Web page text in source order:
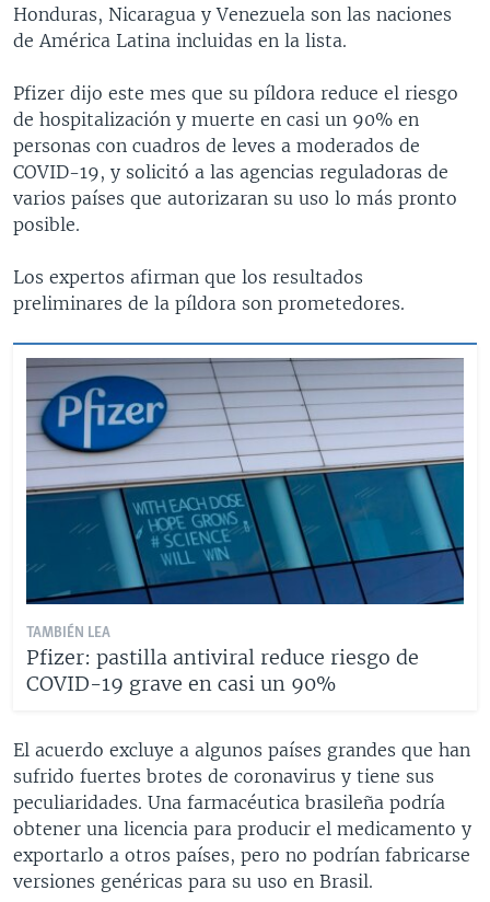
Honduras, Nicaragua y Venezuela son las naciones
de América Latina incluidas en la lista.
Pfizer dijo este mes que su píldora reduce el riesgo
de hospitalización y muerte en casi un 90% en
personas con cuadros de leves a moderados de
COVID-19, y solicitó a las agencias reguladoras de
varios países que autorizaran su uso lo más pronto
posible.
Los expertos afirman que los resultados
preliminares de la píldora son prometedores.
TAMBIÉN LEA
Pfizer: pastilla antiviral reduce riesgo de
COVID-19 grave en casi un 90%
El acuerdo excluye a algunos países grandes que han
sufrido fuertes brotes de coronavirus y tiene sus
peculiaridades. Una farmacéutica brasileña podría
obtener una licencia para producir el medicamento y
exportarlo a otros países, pero no podrían fabricarse
versiones genéricas para su uso en Brasil.